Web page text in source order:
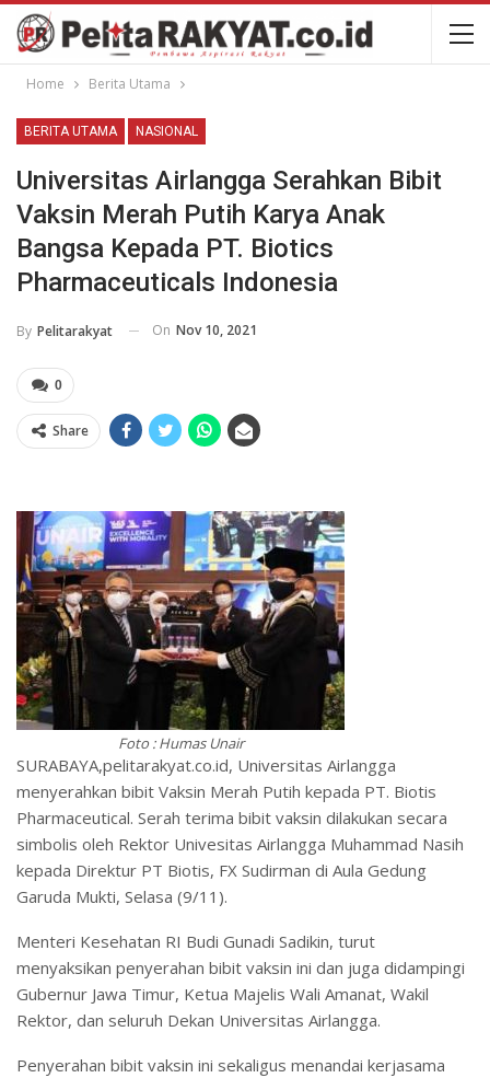
Home Berita Utama
BERITA UTAMA NASIONAL
Universitas Airlangga Serahkan Bibit
Vaksin Merah Putih Karya Anak
Bangsa Kepada PT. Biotics
Pharmaceuticals Indonesia
By Pelitarakyat On Nov 10, 2021
0
Share
Foto : Humas Unair
SURABAYA,pelitarakyat.co.id, Universitas Airlangga
menyerahkan bibit Vaksin Merah Putih kepada PT. Biotis
Pharmaceutical. Serah terima bibit vaksin dilakukan secara
simbolis oleh Rektor Univesitas Airlangga Muhammad Nasih
kepada Direktur PT Biotis, FX Sudirman di Aula Gedung
Garuda Mukti, Selasa (9/11).
Menteri Kesehatan RI Budi Gunadi Sadikin, turut
menyaksikan penyerahan bibit vaksin ini dan juga didampingi
Gubernur Jawa Timur, Ketua Majelis Wali Amanat, Wakil
Rektor, dan seluruh Dekan Universitas Airlangga.
Penyerahan bibit vaksin ini sekaligus menandai kerjasama